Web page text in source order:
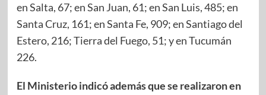
en Salta, 67; en San Juan, 61; en San Luis, 485; en
Santa Cruz, 161; en Santa Fe, 909; en Santiago del
Estero, 216; Tierra del Fuego, 51; y en Tucumán
226.
El Ministerio indicó además que se realizaron en